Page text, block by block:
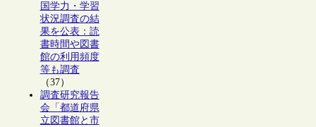
国学力・学習
状況調査の結
果を公表：読
書時間や図書
館の利用頻度
等も調査
（37）
調査研究報告
会「都道府県
立図書館と市